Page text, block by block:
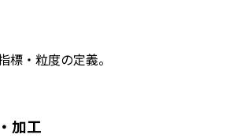
標・粒度の定義。
加工